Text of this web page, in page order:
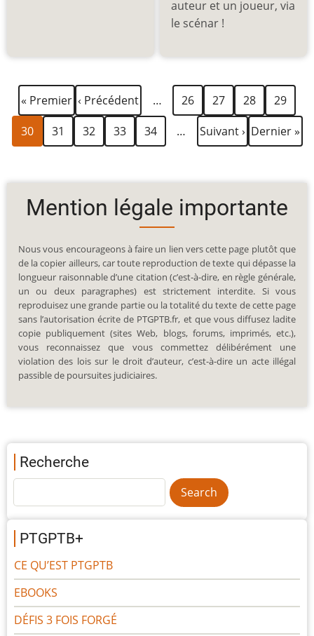
auteur et un joueur, via
le scénar !
Pagination
Première
page
« Premier
Page
précédente
‹ Précédent … Page
26 Page
27 Page
28 Page
29
Page
courante
30 Page
31 Page
32 Page
33 Page
34 …
Page
suivante
Suivant › Dernière
page
Dernier »
Mention légale importante
Nous vous encourageons à faire un lien vers cette page plutôt que
de la copier ailleurs, car toute reproduction de texte qui dépasse la
longueur raisonnable d’une citation (c’est-à-dire, en règle générale,
un ou deux paragraphes) est strictement interdite. Si vous
reproduisez une grande partie ou la totalité du texte de cette page
sans l’autorisation écrite de PTGPTB.fr, et que vous diffusez ladite
copie publiquement (sites Web, blogs, forums, imprimés, etc.),
vous reconnaissez que vous commettez délibérément une
violation des lois sur le droit d’auteur, c’est-à-dire un acte illégal
passible de poursuites judiciaires.
Recherche
PTGPTB+
CE QU’EST PTGPTB
EBOOKS
DÉFIS 3 FOIS FORGÉ